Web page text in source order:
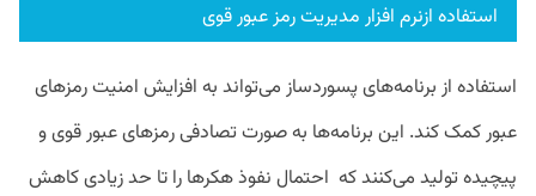
استفاده ازنرم افزار مدیریت رمز عبور قوی
استفاده از برنامه‌های پسوردساز می‌تواند به افزایش امنیت رمزهای
عبور کمک کند. این برنامه‌ها به صورت تصادفی رمزهای عبور قوی و
پیچیده تولید می‌کنند که احتمال نفوذ هکرها را تا حد زیادی کاهش